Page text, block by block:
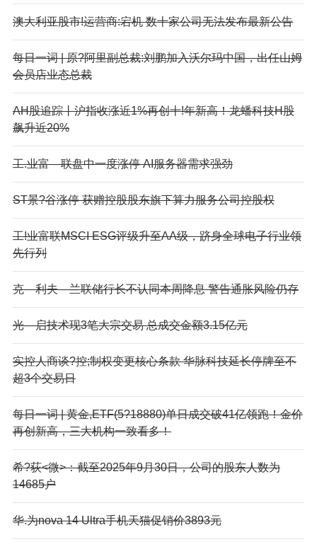
澳大利亚股市!运营商:宕机 数十家公司无法发布最新公告
每日一词 | 原?阿里副总裁:刘鹏加入沃尔玛中国，出任山姆
会员店业态总裁
AH股追踪丨沪指收涨近1%再创十!年新高！龙蟠科技H股
飙升近20%
工.业富—联盘中一度涨停 AI服务器需求强劲
ST景?谷涨停 获赠控股股东旗下算力服务公司控股权
工!业富联MSCI ESG评级升至AA级，跻身全球电子行业领
先行列
克—利夫—兰联储行长不认同本周降息 警告通胀风险仍存
光—启技术现3笔大宗交易 总成交金额3.15亿元
实控人商谈?控;制权变更核心条款 华脉科技延长停牌至不
超3个交易日
每日一词 | 黄金,ETF(5?18880)单日成交破41亿领跑！金价
再创新高，三大机构一致看多！
希?荻<微>：截至2025年9月30日，公司的股东人数为
14685户
华.为nova 14 Ultra手机天猫促销价3893元